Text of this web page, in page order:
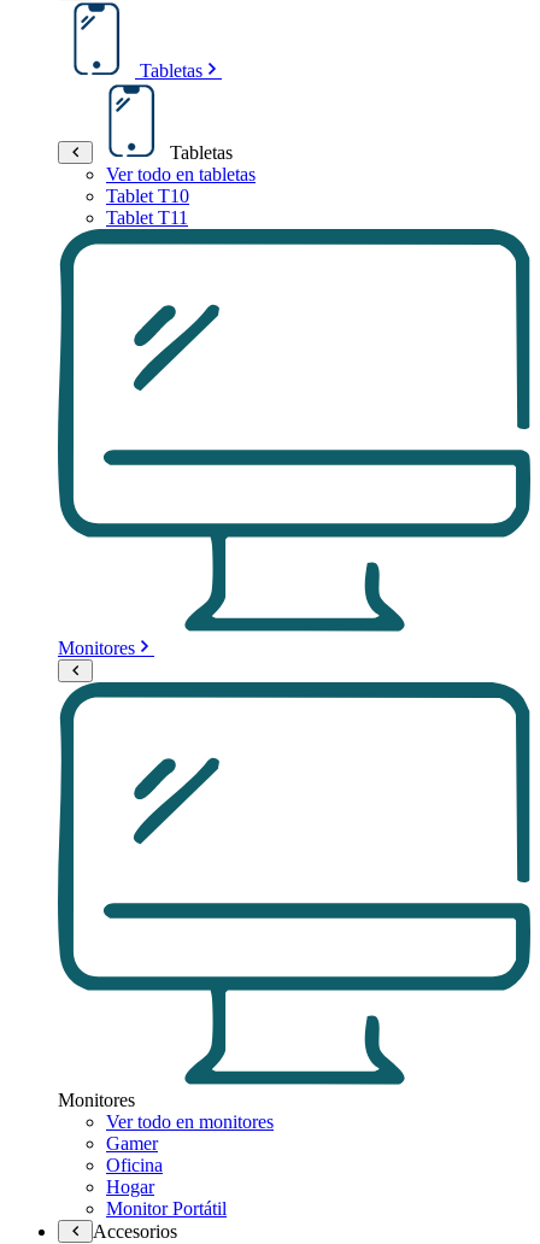
Tabletas
Tabletas
Ver todo en tabletas
Tablet T10
Tablet T11
Monitores
Monitores
Ver todo en monitores
Gamer
Oficina
Hogar
Monitor Portátil
Accesorios